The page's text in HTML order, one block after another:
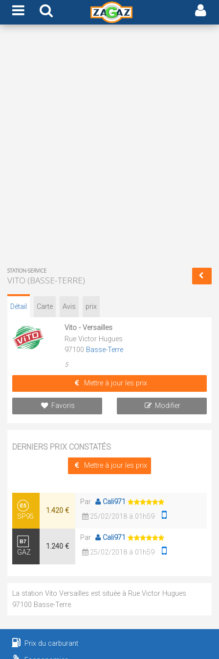
STATION-SERVICE
VITO (BASSE-TERRE)
Détail Carte Avis prix
Vito - Versailles
Rue Victor Hugues
97100 Basse-Terre
5
Mettre à jour les prix
Favoris Modifier
DERNIERS PRIX CONSTATÉS
Mettre à jour les prix
SP95
1.420 €
Par
Cali971
25/02/2018 à 01h59
GAZ
1.240 €
Par
Cali971
25/02/2018 à 01h59
La station Vito Versailles est située à Rue Victor Hugues
97100 Basse-Terre.
Prix du carburant